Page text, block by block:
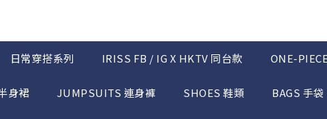
日常穿搭系列 IRISS FB / IG X HKTV 同台款 ONE-
身裙 JUMPSUITS 連身褲 SHOES 鞋類 BAGS 手袋